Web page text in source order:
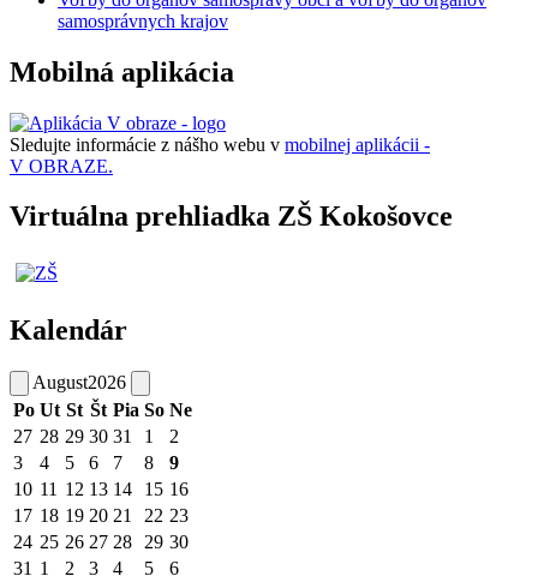
samosprávnych krajov
Mobilná aplikácia
Sledujte informácie z nášho webu v mobilnej aplikácii -
V OBRAZE.
Virtuálna prehliadka ZŠ Kokošovce
Kalendár
August2026
Po Ut St Št Pia So Ne
27 28 29 30 31 1
2
3
4 5 6 7 8
9
10 11 12 13 14 15 16
17 18 19 20 21 22 23
24 25 26 27 28 29 30
31 1 2 3 4 5 6